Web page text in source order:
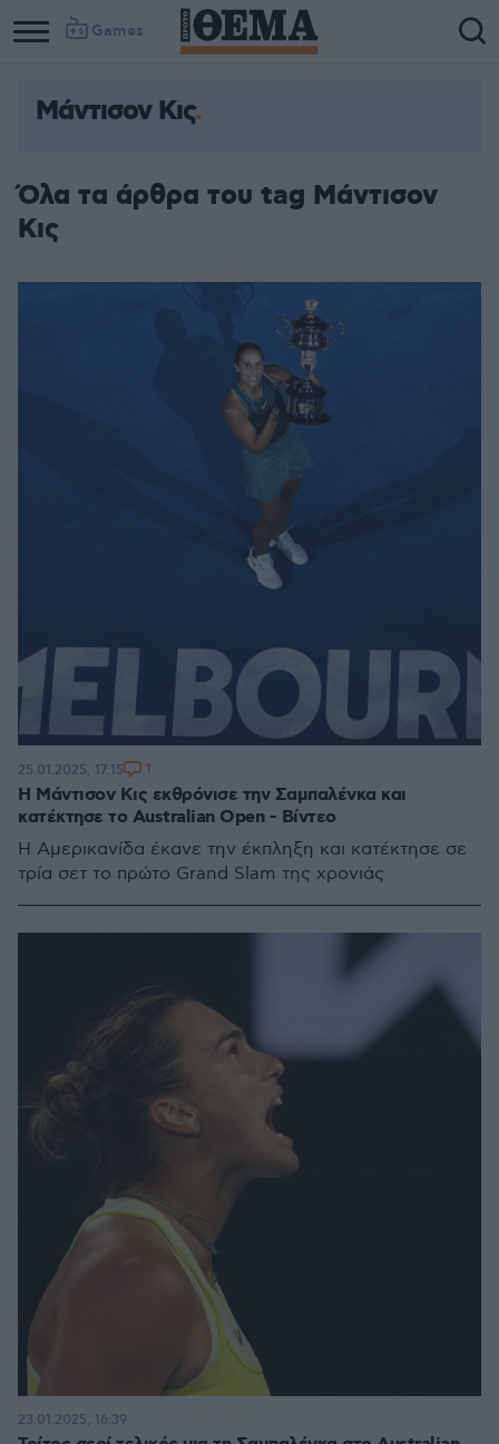
Games
Μάντισον Κις
Όλα τα άρθρα του tag Μάντισον
Κις
Η Μάντισον Κις εκθρόνισε την Σαμπαλένκα και
κατέκτησε το Australian Open - Βίντεο
Η Αμερικανίδα έκανε την έκπληξη και κατέκτησε σε
τρία σετ το πρώτο Grand Slam της χρονιάς
25.01.2025, 17:15 1
23.01.2025, 16:39